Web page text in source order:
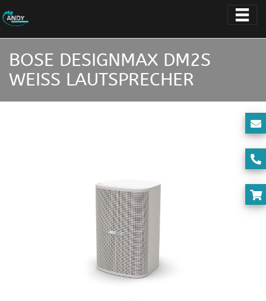
BOSE DESIGNMAX DM2S
WEISS LAUTSPRECHER